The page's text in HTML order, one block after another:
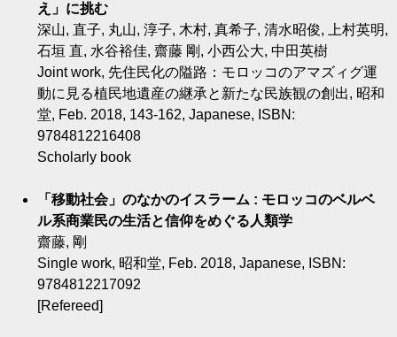
え」に挑む
深山, 直子, 丸山, 淳子, 木村, 真希子, 清水昭俊, 上村英明,
石垣 直, 水谷裕佳, 齋藤 剛, 小西公大, 中田英樹
Joint work, 先住民化の隘路：モロッコのアマズィグ運
動に見る植民地遺産の継承と新たな民族観の創出, 昭和
堂, Feb. 2018, 143-162, Japanese, ISBN:
9784812216408
Scholarly book
「移動社会」のなかのイスラーム : モロッコのベルベ
ル系商業民の生活と信仰をめぐる人類学
齋藤, 剛
Single work, 昭和堂, Feb. 2018, Japanese, ISBN:
9784812217092
[Refereed]